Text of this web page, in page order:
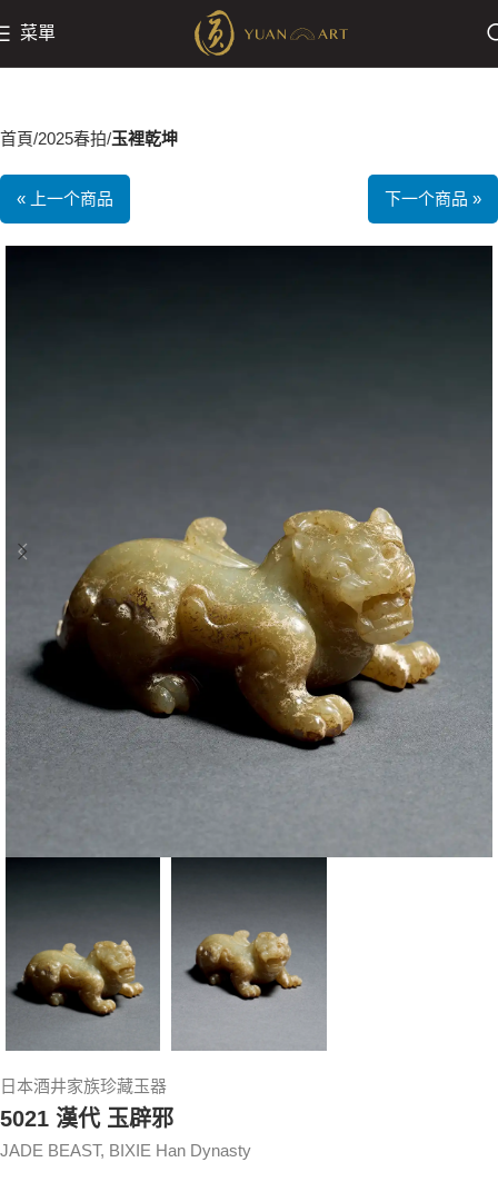
菜單
首頁 2025春拍 玉裡乾坤
« 上一个商品 下一个商品 »
日本酒井家族珍藏玉器
5021 漢代 玉辟邪
JADE BEAST, BIXIE Han Dynasty